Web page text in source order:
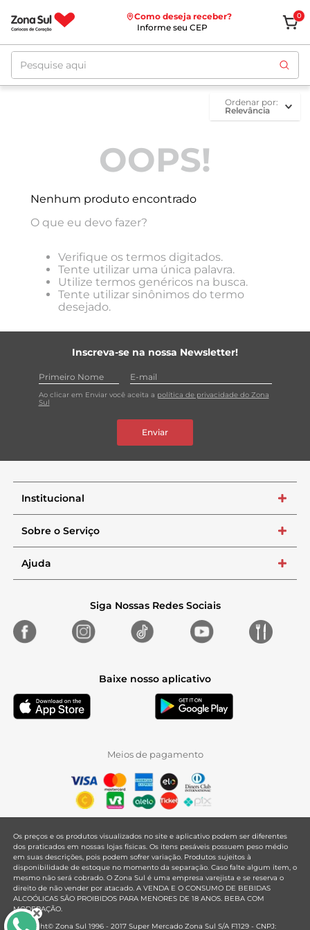
Como deseja receber?
Informe seu CEP
0
Pesquise aqui
ordenar por
Relevância
OOPS!
Nenhum produto encontrado
O que eu devo fazer?
Verifique os termos digitados.
Tente utilizar uma única palavra.
Utilize termos genéricos na busca.
Tente utilizar sinônimos do termo
desejado.
Inscreva-se na nossa Newsletter!
Ao clicar em Enviar você aceita a política de privacidade do Zona
Sul
Enviar
Institucional +
Sobre o Serviço +
Ajuda +
Siga Nossas Redes Sociais
Baixe nosso aplicativo
Meios de pagamento
Os preços e os produtos visualizados no site e aplicativo podem ser diferentes
dos praticados em nossas lojas físicas. Os itens pesáveis possuem peso médio
em suas descrições, pois podem sofrer variação. Produtos sujeitos à
disponibilidade de estoque no momento da separação. Caso falte algum item, o
mesmo não será cobrado. O Zona Sul é uma empresa varejista e se reserva o
direito de não vender por atacado. A VENDA E O CONSUMO DE BEBIDAS
ALCOÓLICAS SÃO PROIBIDOS PARA MENORES DE 18 ANOS. BEBA COM
MODERAÇÃO.
Copyright© Zona Sul 1996 - 2017 Super Mercado Zona Sul S/A F1129 - CNPJ: